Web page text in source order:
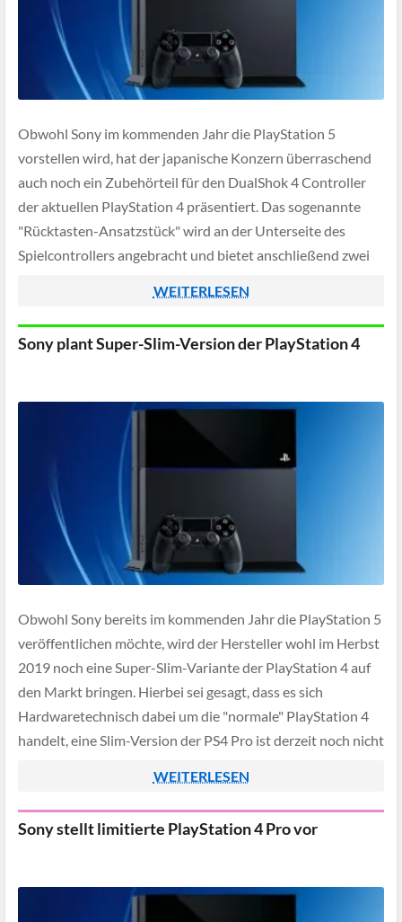
Obwohl Sony im kommenden Jahr die PlayStation 5
vorstellen wird, hat der japanische Konzern überraschend
auch noch ein Zubehörteil für den DualShok 4 Controller
der aktuellen PlayStation 4 präsentiert. Das sogenannte
"Rücktasten-Ansatzstück" wird an der Unterseite des
Spielcontrollers angebracht und bietet anschließend zwei
Klinkenbuchse können trotz aktivem Zubehör […]
WEITERLESEN
Sony plant Super-Slim-Version der PlayStation 4
Obwohl Sony bereits im kommenden Jahr die PlayStation 5
veröffentlichen möchte, wird der Hersteller wohl im Herbst
2019 noch eine Super-Slim-Variante der PlayStation 4 auf
den Markt bringen. Hierbei sei gesagt, dass es sich
Hardwaretechnisch dabei um die "normale" PlayStation 4
handelt, eine Slim-Version der PS4 Pro ist derzeit noch nicht
WEITERLESEN
Sony stellt limitierte PlayStation 4 Pro vor